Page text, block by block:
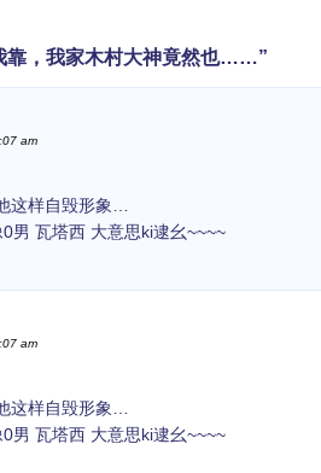
靠，我家木村大神竟然也……”
am
这样自毁形象…
男 瓦塔西 大意思ki逮幺~~~~
am
这样自毁形象…
男 瓦塔西 大意思ki逮幺~~~~